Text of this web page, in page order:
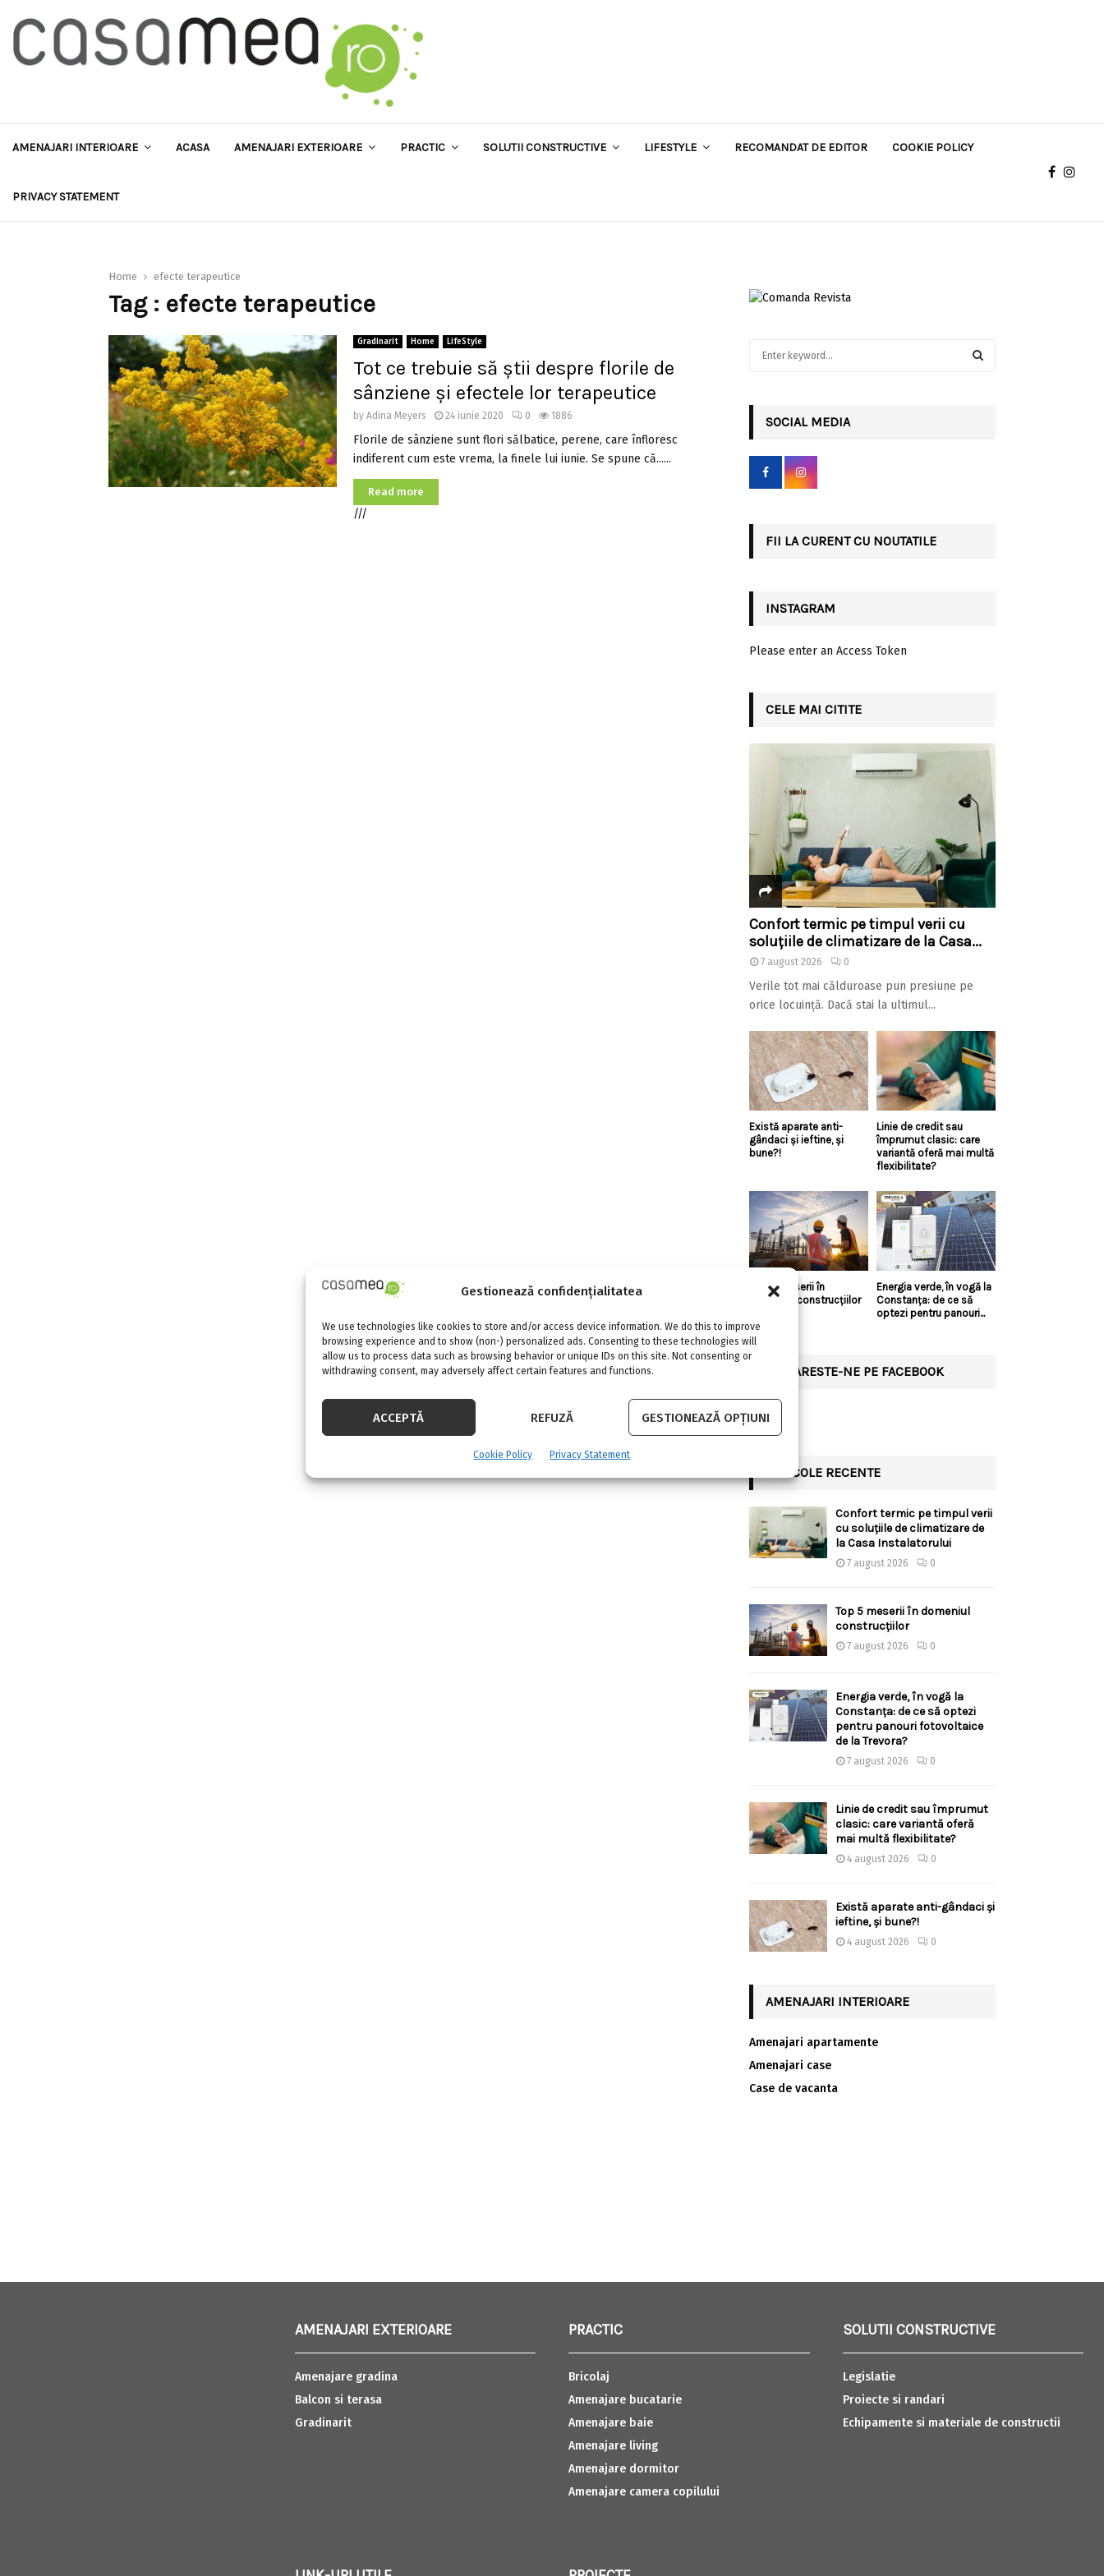
Gestionează confidențialitatea
We use technologies like cookies to store and/or access device information. We do this to improve
browsing experience and to show (non-) personalized ads. Consenting to these technologies will
allow us to process data such as browsing behavior or unique IDs on this site. Not consenting or
withdrawing consent, may adversely affect certain features and functions.
ACCEPTĂ REFUZĂ GESTIONEAZĂ OPȚIUNI
Cookie Policy Privacy Statement
AMENAJARI INTERIOARE ACASA AMENAJARI EXTERIOARE PRACTIC SOLUTII CONSTRUCTIVE LIFESTYLE RECOMANDAT DE EDITOR COOKIE POLICY
PRIVACY STATEMENT
Home efecte terapeutice
Tag : efecte terapeutice
Gradinarit Home LifeStyle
Tot ce trebuie să știi despre florile de
sânziene și efectele lor terapeutice
by Adina Meyers 24 iunie 2020 0 1886
Florile de sânziene sunt flori sălbatice, perene, care înfloresc
indiferent cum este vrema, la finele lui iunie. Se spune că......
Read more
///
r
SOCIAL MEDIA
FII LA CURENT CU NOUTATILE
INSTAGRAM
Please enter an Access Token
CELE MAI CITITE
Confort termic pe timpul verii cu
soluțiile de climatizare de la Casa...
7 august 2026 0
Verile tot mai călduroase pun presiune pe
orice locuință. Dacă stai la ultimul...
Există aparate anti-
gândaci și ieftine, și
bune?!
Linie de credit sau
împrumut clasic: care
variantă oferă mai multă
flexibilitate?
Top 5 meserii în
domeniul construcțiilor
Energia verde, în vogă la
Constanța: de ce să
optezi pentru panouri...
URMARESTE-NE PE FACEBOOK
ARTICOLE RECENTE
Confort termic pe timpul verii
cu soluțiile de climatizare de
la Casa Instalatorului
7 august 2026 0
Top 5 meserii în domeniul
construcțiilor
7 august 2026 0
Energia verde, în vogă la
Constanța: de ce să optezi
pentru panouri fotovoltaice
de la Trevora?
7 august 2026 0
Linie de credit sau împrumut
clasic: care variantă oferă
mai multă flexibilitate?
4 august 2026 0
Există aparate anti-gândaci și
ieftine, și bune?!
4 august 2026 0
AMENAJARI INTERIOARE
Amenajari apartamente
Amenajari case
Case de vacanta
AMENAJARI EXTERIOARE
Amenajare gradina
Balcon si terasa
Gradinarit
PRACTIC
Bricolaj
Amenajare bucatarie
Amenajare baie
Amenajare living
Amenajare dormitor
Amenajare camera copilului
SOLUTII CONSTRUCTIVE
Legislatie
Proiecte si randari
Echipamente si materiale de constructii